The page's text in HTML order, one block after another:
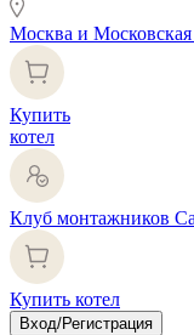
Москва и Московская
Купить
котел
Клуб монтажников
Купить котел
Вход/Регистрация